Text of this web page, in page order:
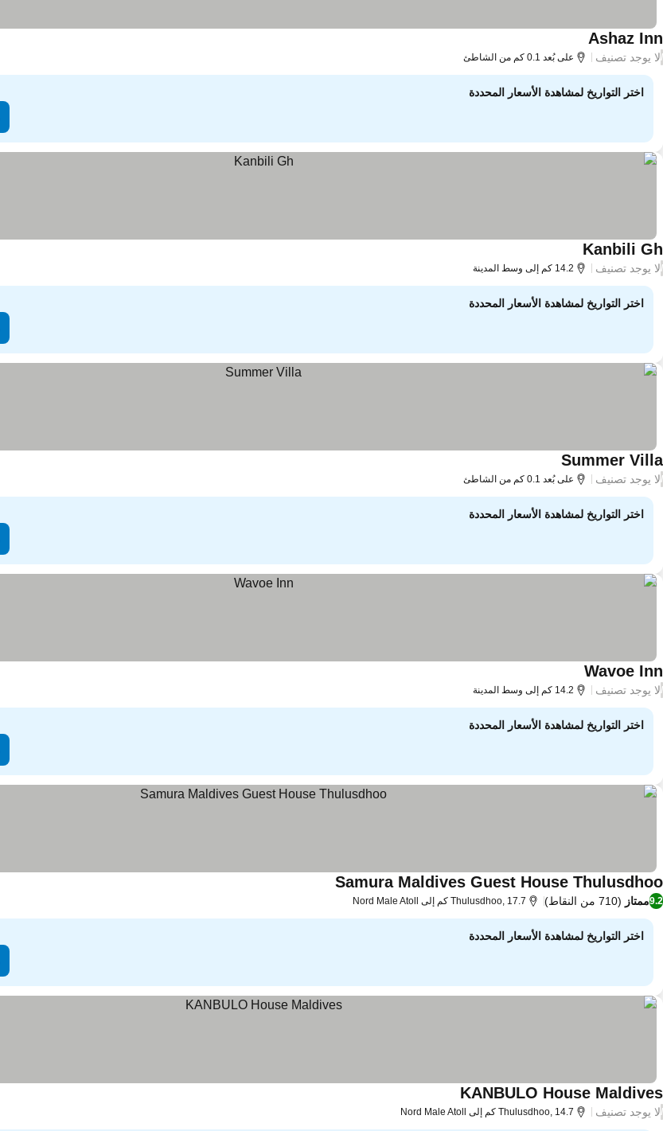
Ashaz Inn
/لا يوجد تصنيف على بُعد 0.1 كم من الشاطئ
اختر التواريخ لمشاهدة الأسعار المحددة
Kanbili Gh
/لا يوجد تصنيف 14.2 كم إلى وسط المدينة
اختر التواريخ لمشاهدة الأسعار المحددة
Summer Villa
/لا يوجد تصنيف على بُعد 0.1 كم من الشاطئ
اختر التواريخ لمشاهدة الأسعار المحددة
Wavoe Inn
/لا يوجد تصنيف 14.2 كم إلى وسط المدينة
اختر التواريخ لمشاهدة الأسعار المحددة
Samura Maldives Guest House Thulusdhoo
9.2ممتاز (710 من النقاط) Thulusdhoo, 17.7 كم إلى Nord Male Atoll
اختر التواريخ لمشاهدة الأسعار المحددة
KANBULO House Maldives
/لا يوجد تصنيف Thulusdhoo, 14.7 كم إلى Nord Male Atoll